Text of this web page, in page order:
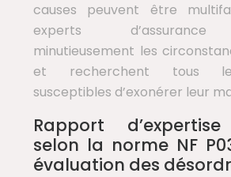
causes peuvent être
experts d’assurance
minutieusement les
et recherchent tous
susceptibles d’exonérer leur
Rapport
selon la norme NF
évaluation des